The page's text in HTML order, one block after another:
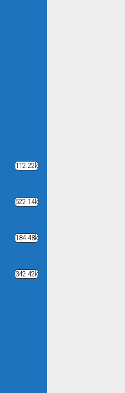
112.22k
522.14k
184.48k
342.42k